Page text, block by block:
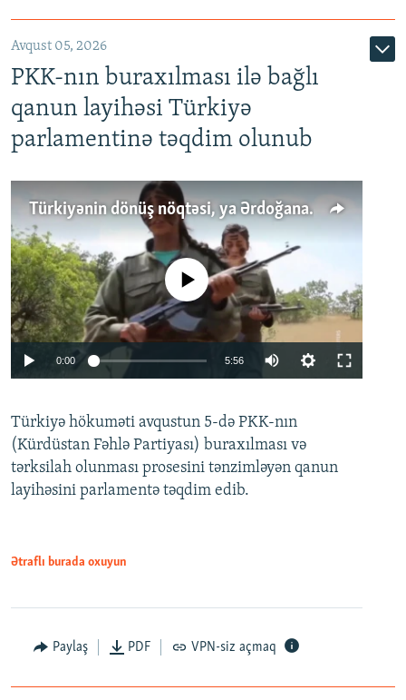
Avqust 05, 2026
PKK-nın buraxılması ilə bağlı
qanun layihəsi Türkiyə
parlamentinə təqdim olunub
Türkiyənin dönüş nöqtəsi, ya Ərdoğana üçüncü şans: PKK ilə qəfil barışıq nə deməkdir?
Auto 240p 360p 480p
720p 1080p
No media source currently available
0:00 5:56
360p
480p
Türkiyə hökuməti avqustun 5-də PKK-nın
(Kürdüstan Fəhlə Partiyası) buraxılması və
tərksilah olunması prosesini tənzimləyən qanun
layihəsini parlamentə təqdim edib.
Ətraflı burada oxuyun
Paylaş PDF VPN-siz açmaq